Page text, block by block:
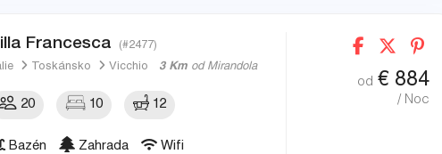
Francesca (#2477)
Toskánsko Vicchio 3 Km od Mirandola
20 10 12
Bazén Zahrada
Wifi
od € 884
/ Noc